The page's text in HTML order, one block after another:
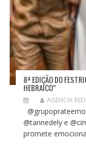
8ª EDIÇÃO DO
HEBRAICO”
AGENCIA
@tannedely e
promete